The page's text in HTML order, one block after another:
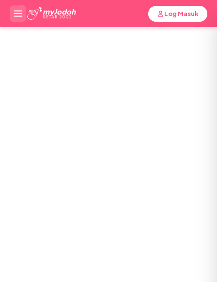
myJodoh
SEJAK 2002 Log Masuk